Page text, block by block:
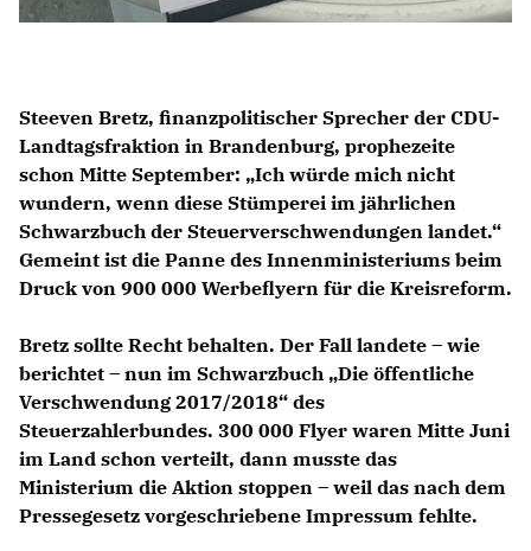
Steeven Bretz, finanzpolitischer Sprecher der CDU-
Landtagsfraktion in Brandenburg, prophezeite
schon Mitte September: „Ich würde mich nicht
wundern, wenn diese Stümperei im jährlichen
Schwarzbuch der Steuerverschwendungen landet.“
Gemeint ist die Panne des Innenministeriums beim
Druck von 900 000 Werbeflyern für die Kreisreform.
Bretz sollte Recht behalten. Der Fall landete – wie
berichtet – nun im Schwarzbuch „Die öffentliche
Verschwendung 2017/2018“ des
Steuerzahlerbundes. 300 000 Flyer waren Mitte Juni
im Land schon verteilt, dann musste das
Ministerium die Aktion stoppen – weil das nach dem
Pressegesetz vorgeschriebene Impressum fehlte.